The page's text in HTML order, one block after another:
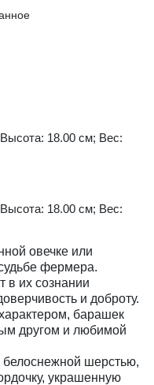
18.00 см; Вес:
18.00 см; Вес:
овечке или
фермера.
в их сознании
и доброту.
барашек
другом и любимой
белоснежной шерстью,
украшенную